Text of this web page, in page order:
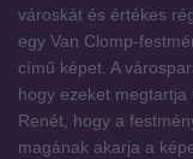
városkát és értékes
egy Van Clomp-
című képet. A
hogy ezeket
Renét, hogy a
magának akarja a